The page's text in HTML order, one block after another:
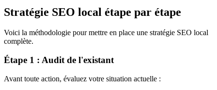
Stratégie SEO local étape par étape
Voici la méthodologie pour mettre en place une stratégie SEO local
complète.
Étape 1 : Audit de l'existant
Avant toute action, évaluez votre situation actuelle :